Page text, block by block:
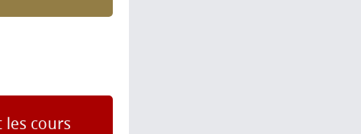
cours